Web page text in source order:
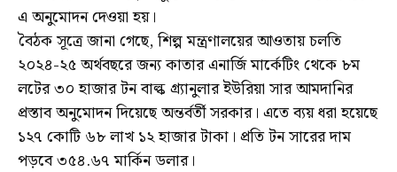
এ অনুমোদন দেওয়া হয়।
বৈঠক সূত্রে জানা গেছে, শিল্প মন্ত্রণালয়ের আওতায় চলতি
২০২৪-২৫ অর্থবছরে জন্য কাতার এনার্জি মার্কেটিং থেকে ৮ম
লটের ৩০ হাজার টন বাল্ক গ্র্যানুলার ইউরিয়া সার আমদানির
প্রস্তাব অনুমোদন দিয়েছে অন্তর্বর্তী সরকার। এতে ব্যয় ধরা হয়েছে
১২৭ কোটি ৬৮ লাখ ১২ হাজার টাকা। প্রতি টন সারের দাম
পড়বে ৩৫৪.৬৭ মার্কিন ডলার।